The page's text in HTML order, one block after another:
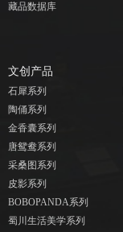
藏品数据库
文创产品
石犀系列
陶俑系列
金香囊系列
唐鸳鸯系列
采桑图系列
皮影系列
BOBOPANDA系列
蜀川生活美学系列